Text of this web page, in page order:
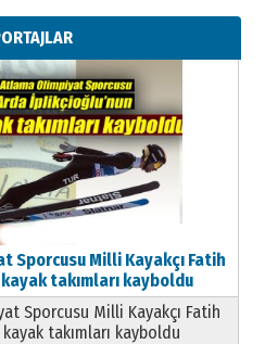
Sporcusu Milli Kayakçı Fatih
takımları kayboldu
Sporcusu Milli Kayakçı Fatih
takımları kayboldu